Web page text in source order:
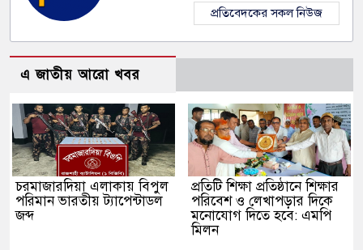
প্রতিবেদকের সকল নিউজ
এ জাতীয় আরো খবর
চরমাজারদিয়া এলাকায় বিপুল
পরিমান ভারতীয় ট্যাপেন্টাডল
জব্দ
প্রতিটি শিক্ষা প্রতিষ্ঠানে শিক্ষার
পরিবেশ ও লেখাপড়ার দিকে
মনোযোগ দিতে হবে: এমপি
মিলন